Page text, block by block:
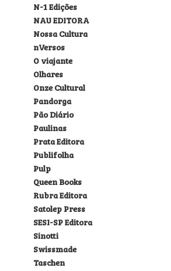
N-1 Edições
NAU EDITORA
Nossa Cultura
nVersos
O viajante
Olhares
Onze Cultural
Pandorga
Pão Diário
Paulinas
Prata Editora
Publifolha
Pulp
Queen Books
Rubra Editora
Satolep Press
SESI-SP Editora
Sinotti
Swissmade
Taschen